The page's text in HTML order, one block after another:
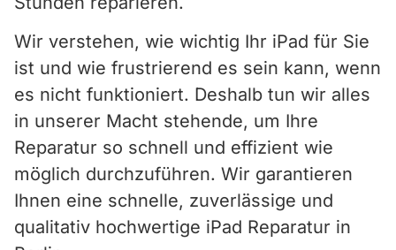
Wir verstehen, wie wichtig Ihr iPad für Sie
ist und wie frustrierend es sein kann, wenn
es nicht funktioniert. Deshalb tun wir alles
in unserer Macht stehende, um Ihre
Reparatur so schnell und effizient wie
möglich durchzuführen. Wir garantieren
Ihnen eine schnelle, zuverlässige und
qualitativ hochwertige iPad Reparatur in